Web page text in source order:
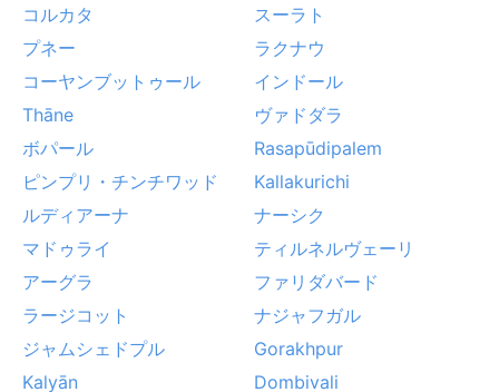
コルカタ
スーラト
プネー
ラクナウ
コーヤンブットゥール
インドール
Thāne
ヴァドダラ
ボパール
Rasapūdipalem
ピンプリ・チンチワッド
Kallakurichi
ルディアーナ
ナーシク
マドゥライ
ティルネルヴェーリ
アーグラ
ファリダバード
ラージコット
ナジャフガル
ジャムシェドプル
Gorakhpur
Kalyān
Dombivali